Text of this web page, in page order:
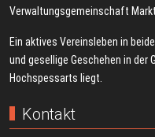
Verwaltungsgemeinschaft
Ein aktives Vereinsleben in
und gesellige Geschehen in der
Hochspessarts liegt.
Kontakt